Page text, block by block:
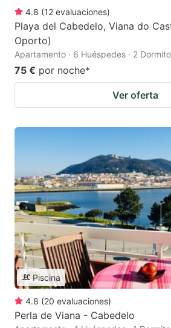
4.8 (12 evaluaciones)
Playa del Cabedelo, Viana do
Oporto)
Apartamento · 6 Huéspedes · 2
75 € por noche*
Ver oferta
Piscina
4.8 (20 evaluaciones)
Perla de Viana - Cabedelo